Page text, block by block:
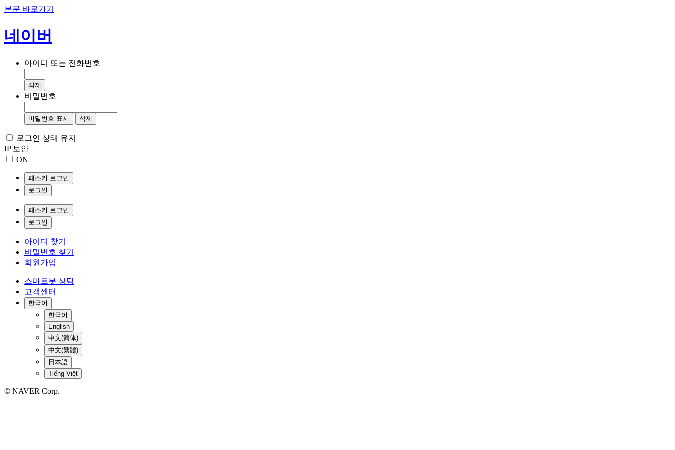
본문 바로가기
네이버
아이디 또는 전화번호
삭제
비밀번호
비밀번호 표시 삭제
로그인 상태 유지
IP 보안
ON
패스키 로그인
로그인
패스키 로그인
로그인
아이디 찾기
비밀번호 찾기
회원가입
스마트봇 상담
고객센터
한국어
한국어
English
中文(简体)
中文(繁體)
日本語
Tiếng Việt
© NAVER Corp.